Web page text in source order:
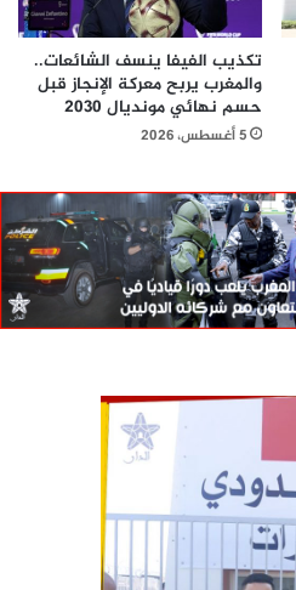
تكذيب الفيفا ينسف الشائعات..
والمغرب يربح معركة الإنجاز قبل
حسم نهائي مونديال 2030
5 أغسطس، 2026